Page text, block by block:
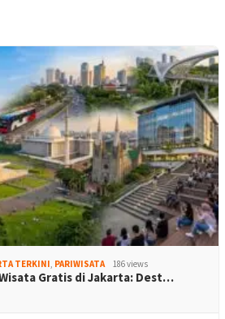
TERKINI PARIWISATA 186 views
Gratis di Jakarta: Dest…